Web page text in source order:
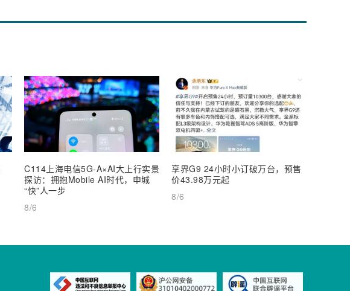
C114上海电信5G-A×AI大上行实景
探访：拥抱Mobile AI时代，申城
“快”人一步
8/6
享界G9 24小时小订破万台，预售
价43.98万元起
8/6